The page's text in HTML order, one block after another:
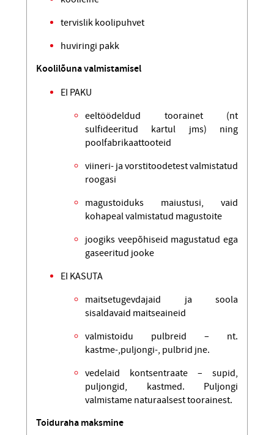
tervislik koolipuhvet
huviringi pakk
Koolilõuna valmistamisel
EI PAKU
eeltöödeldud toorainet (nt
sulfideeritud kartul jms) ning
poolfabrikaattooteid
viineri- ja vorstitoodetest valmistatud
roogasi
magustoiduks maiustusi, vaid
kohapeal valmistatud magustoite
joogiks veepõhiseid magustatud ega
gaseeritud jooke
EI KASUTA
maitsetugevdajaid ja soola
sisaldavaid maitseaineid
valmistoidu pulbreid – nt.
kastme-,puljongi-, pulbrid jne.
vedelaid kontsentraate – supid,
puljongid, kastmed. Puljongi
valmistame naturaalsest toorainest.
Toiduraha maksmine